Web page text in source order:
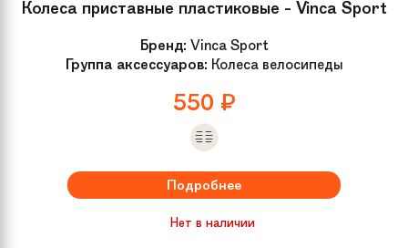
Колеса приставные пластиковые - Vinca Sport
Бренд: Vinca Sport
Группа аксессуаров: Колеса велосипеды
550 ₽
Подробнее
Нет в наличии